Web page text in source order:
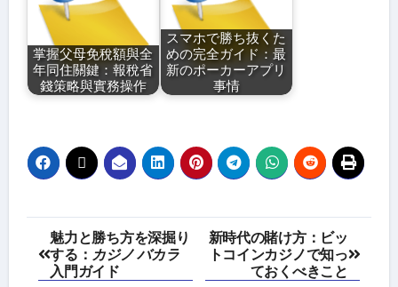
掌握父母免稅額與全
年同住關鍵：報稅省
錢策略與實務操作
スマホで勝ち抜くた
めの完全ガイド：最
新のポーカーアプリ
事情
Post
navigation
魅力と勝ち方を深掘り
する： カジノ バカラ
入門ガイド
新時代の賭け方：ビッ
トコインカジノで知っ
ておくべきこと